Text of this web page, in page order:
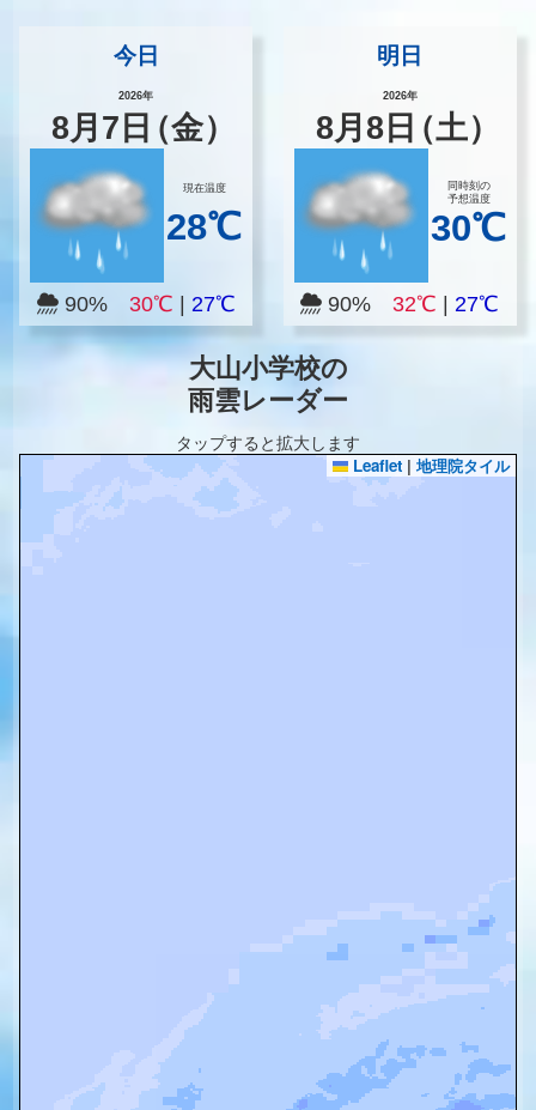
今日
2026年
8月 7 日（金）
現在温度
28℃
90% 30℃ 27℃
明日
2026年
8月8 日（土）
同時刻の
予想温度
30℃
90% 32℃ |27℃
大山小学校の
雨雲レーダー
タップすると拡大します
Leaflet | 地理院タイル